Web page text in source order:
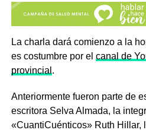
La charla dará comienzo a la
es costumbre por el canal de
provincial .
Anteriormente fueron parte de
escritora Selva Almada, la
«CuantiCuénticos» Ruth Hillar,